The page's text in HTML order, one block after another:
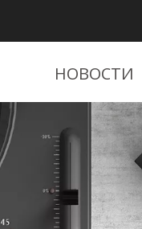
НОВОСТИ